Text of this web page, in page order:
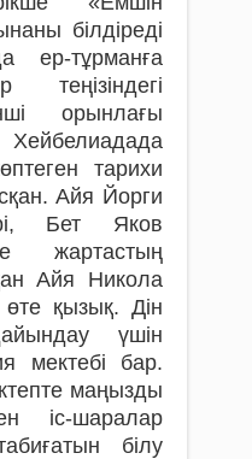
білдіреді
ер-тұрманға
орынлағы
тарихи
Айя Йорги
Бет Яков
жартастың
Айя Никола
өте қызық. Дін
үшін
мектебі бар.
маңызды
іс-шаралар
білу